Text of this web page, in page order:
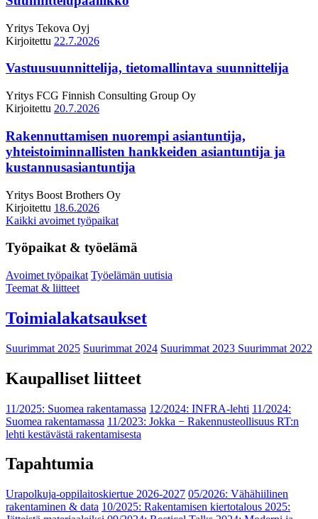
Yritys Tekova Oyj
Kirjoitettu 22.7.2026
Vastuusuunnittelija, tietomallintava suunnittelija
Yritys FCG Finnish Consulting Group Oy
Kirjoitettu 20.7.2026
Rakennuttamisen nuorempi asiantuntija,
yhteistoiminnallisten hankkeiden asiantuntija ja
kustannusasiantuntija
Yritys Boost Brothers Oy
Kirjoitettu 18.6.2026
Kaikki avoimet työpaikat
Työpaikat & työelämä
Avoimet työpaikat Työelämän uutisia
Teemat & liitteet
Toimialakatsaukset
Suurimmat 2025 Suurimmat 2024 Suurimmat 2023 Suurimmat 2022
Kaupalliset liitteet
11/2025: Suomea rakentamassa 12/2024: INFRA-lehti 11/2024:
Suomea rakentamassa 11/2023: Jokka − Rakennusteollisuus RT:n
lehti kestävästä rakentamisesta
Tapahtumia
Urapolkuja-oppilaitoskiertue 2026-2027 05/2026: Vähähiilinen
rakentaminen & data 10/2025: Rakentamisen kiertotalous 2025: